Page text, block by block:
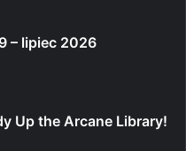
– lipiec 2026
Up the Arcane Library!